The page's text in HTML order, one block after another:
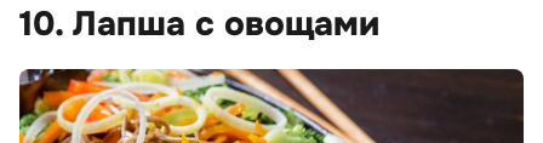
10. Лапша с овощами